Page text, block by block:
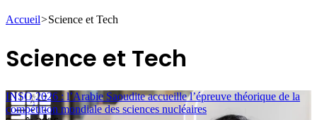
Accueil>Science et Tech
Science et Tech
INSO 2026 : l’Arabie Saoudite accueille l’épreuve théorique de la
compétition mondiale des sciences nucléaires